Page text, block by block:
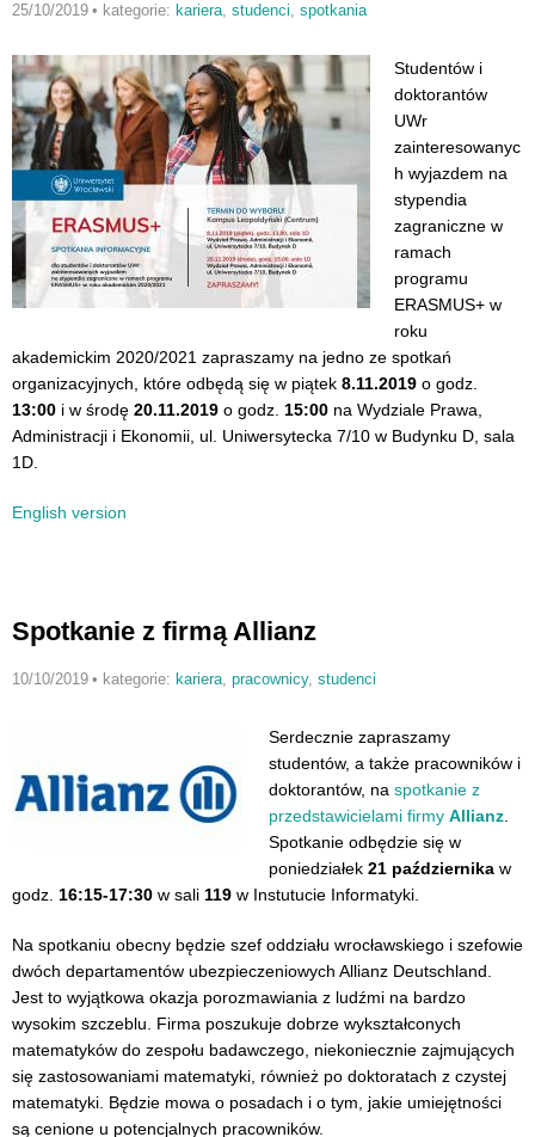
25/10/2019 • kategorie: kariera, studenci, spotkania
Studentów i
doktorantów
UWr
zainteresowanyc
h wyjazdem na
stypendia
zagraniczne w
ramach
programu
ERASMUS+ w
roku
akademickim 2020/2021 zapraszamy na jedno ze spotkań
organizacyjnych, które odbędą się w piątek 8.11.2019 o godz.
13:00 i w środę 20.11.2019 o godz. 15:00 na Wydziale Prawa,
Administracji i Ekonomii, ul. Uniwersytecka 7/10 w Budynku D, sala
1D.
English version
Spotkanie z firmą Allianz
10/10/2019 • kategorie: kariera, pracownicy, studenci
Serdecznie zapraszamy
studentów, a także pracowników i
doktorantów, na spotkanie z
przedstawicielami firmy Allianz.
Spotkanie odbędzie się w
poniedziałek 21 października w
godz. 16:15-17:30 w sali 119 w Instutucie Informatyki.
Na spotkaniu obecny będzie szef oddziału wrocławskiego i szefowie
dwóch departamentów ubezpieczeniowych Allianz Deutschland.
Jest to wyjątkowa okazja porozmawiania z ludźmi na bardzo
wysokim szczeblu. Firma poszukuje dobrze wykształconych
matematyków do zespołu badawczego, niekoniecznie zajmujących
się zastosowaniami matematyki, również po doktoratach z czystej
matematyki. Będzie mowa o posadach i o tym, jakie umiejętności
są cenione u potencjalnych pracowników.